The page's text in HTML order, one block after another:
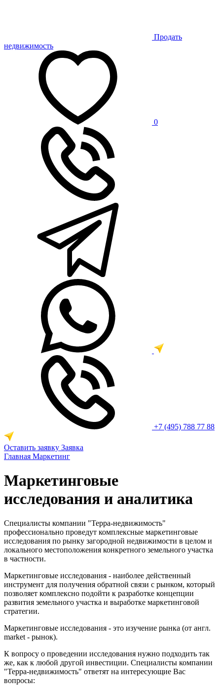
Продать
недвижимость
0
+7 (495) 788 77 88
Оставить заявку Заявка
Главная Маркетинг
Маркетинговые
исследования и аналитика
Специалисты компании "Терра-недвижимость"
профессионально проведут комплексные маркетинговые
исследования по рынку загородной недвижимости в целом и
локального местоположения конкретного земельного участка
в частности.
Маркетинговые исследования - наиболее действенный
инструмент для получения обратной связи с рынком, который
позволяет комплексно подойти к разработке концепции
развития земельного участка и выработке маркетинговой
стратегии.
Маркетинговые исследования - это изучение рынка (от англ.
market - рынок).
К вопросу о проведении исследования нужно подходить так
же, как к любой другой инвестиции. Специалисты компании
"Терра-недвижимость" ответят на интересующие Вас
вопросы: